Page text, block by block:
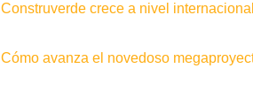
Construverde crece a nivel internacional
Cómo avanza el novedoso